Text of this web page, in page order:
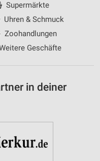
Supermärkte
Uhren & Schmuck
Zoohandlungen
Geschäfte
in deiner